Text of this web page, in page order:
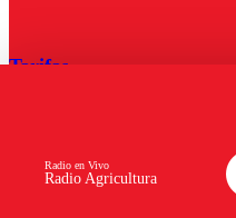
Radio Agricultura
Radio en Vivo
Tarifas